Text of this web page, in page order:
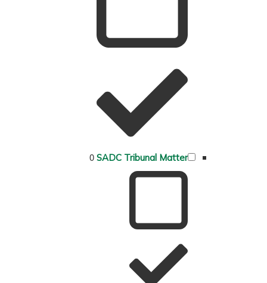
SADC Tribunal Matter
0